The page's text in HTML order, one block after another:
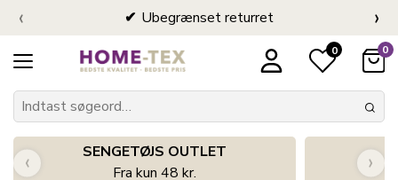
Ubegrænset returret
‹ ›
0 0
SENGETØJS OUTLET
Fra kun 48 kr.
‹ ›